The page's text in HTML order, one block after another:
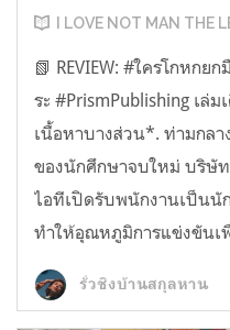
I LOVE NOT MAN THE
📗 REVIEW: #ใครโกหกย
ระ #PrismPublishing เล่
เนื้อหาบางส่วน*. ท่ามกล
ของนักศึกษาจบใหม่ บริษัท
ไอทีเปิดรับพนักงานเป็นนั
ทำให้อุณหภูมิการแข่งขันเ
รั่วชิงบ้านสกุลหาน